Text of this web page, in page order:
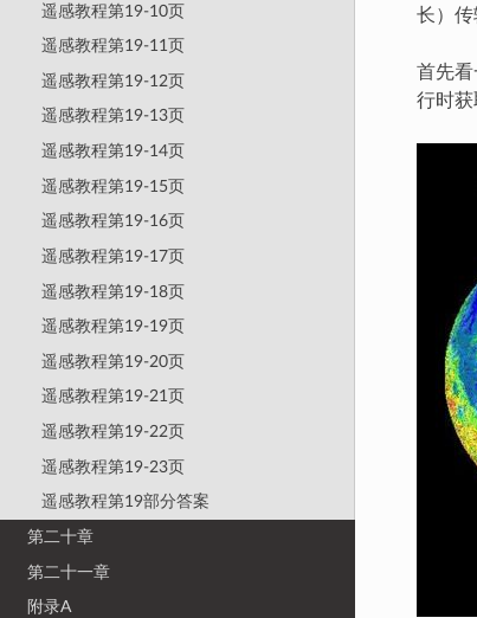
遥感教程第19-10页
遥感教程第19-11页
遥感教程第19-12页
遥感教程第19-13页
遥感教程第19-14页
遥感教程第19-15页
遥感教程第19-16页
遥感教程第19-17页
遥感教程第19-18页
遥感教程第19-19页
遥感教程第19-20页
遥感教程第19-21页
遥感教程第19-22页
遥感教程第19-23页
遥感教程第19部分答案
第二十章
第二十一章
附录A
长）传
首先
行时获